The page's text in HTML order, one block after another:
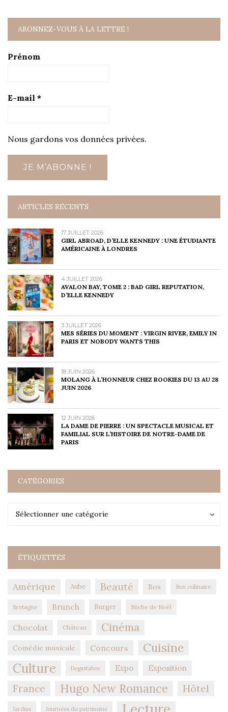
ABONNEZ-VOUS À LA LETTRE !
Prénom
E-mail *
Nous gardons vos données privées.
ARTICLES RÉCENTS
17 JUILLET 2026
GIRL ABROAD, D’ELLE KENNEDY : UNE ÉTUDIANTE
AMÉRICAINE À LONDRES
4 JUILLET 2026
AVALON BAY, TOME 2 : BAD GIRL REPUTATION,
D’ELLE KENNEDY
3 JUILLET 2026
MES SÉRIES DU MOMENT : VIRGIN RIVER, EMILY IN
PARIS ET NOBODY WANTS THIS
18 JUIN 2026
MOLANG À L’HONNEUR CHEZ ROOKIES DU 13 AU 28
JUIN 2026
12 JUIN 2026
LA DAME DE PIERRE : UN SPECTACLE MUSICAL ET
FAMILIAL SUR L’HISTOIRE DE NOTRE-DAME DE
PARIS
CATÉGORIES
Sélectionner une catégorie
Catégories
ÉTIQUETTES
Amérique Aube Beauté Box Box culinaire
Bretagne Brunch Burger Bûche de Noël
Chocolat Château Cinéma
Comédie musicale Concours Cuisine
Culture Degustabox Expo Exposition
France Hugo New Romance Hôtel
Jardins Journées du patrimoine